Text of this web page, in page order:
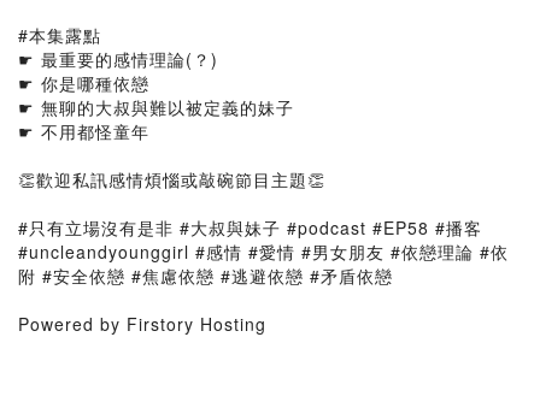
#本集露點
☛ 最重要的感情理論(？)
☛ 你是哪種依戀
☛ 無聊的大叔與難以被定義的妹子
☛ 不用都怪童年
👏歡迎私訊感情煩惱或敲碗節目主題👏
#只有立場沒有是非 #大叔與妹子 #podcast #EP58 #播客
#uncleandyounggirl #感情 #愛情 #男女朋友 #依戀理論 #依
附 #安全依戀 #焦慮依戀 #逃避依戀 #矛盾依戀
Powered by Firstory Hosting